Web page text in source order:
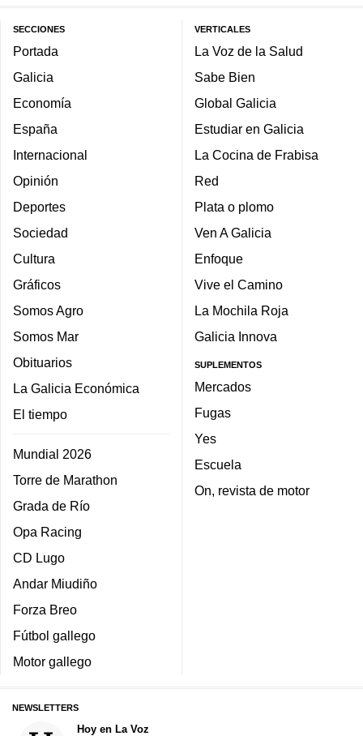
SECCIONES
Portada
Galicia
Economía
España
Internacional
Opinión
Deportes
Sociedad
Cultura
Gráficos
Somos Agro
Somos Mar
Obituarios
La Galicia Económica
El tiempo
Mundial 2026
Torre de Marathon
Grada de Río
Opa Racing
CD Lugo
Andar Miudiño
Forza Breo
Fútbol gallego
Motor gallego
VERTICALES
La Voz de la Salud
Sabe Bien
Global Galicia
Estudiar en Galicia
La Cocina de Frabisa
Red
Plata o plomo
Ven A Galicia
Enfoque
Vive el Camino
La Mochila Roja
Galicia Innova
SUPLEMENTOS
Mercados
Fugas
Yes
Escuela
On, revista de motor
NEWSLETTERS
Hoy en La Voz